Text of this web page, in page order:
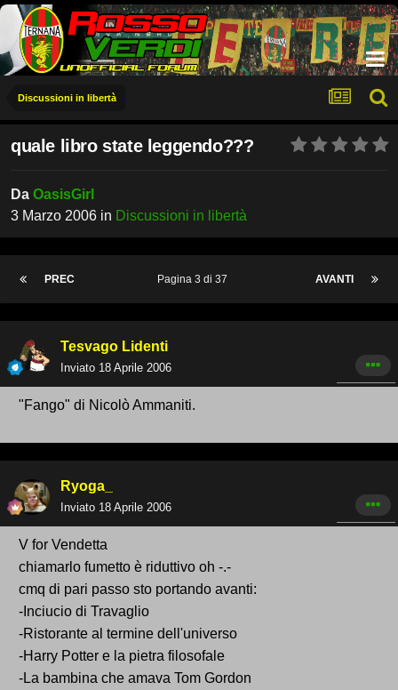
Discussioni in libertà
quale libro state leggendo???
Da OasisGirl
3 Marzo 2006 in Discussioni in libertà
PREC AVANTI
Pagina 3 di 37
Tesvago Lidenti
Inviato 18 Aprile 2006
"Fango" di Nicolò Ammaniti.
Ryoga_
Inviato 18 Aprile 2006
V for Vendetta
chiamarlo fumetto è riduttivo oh -.-
cmq di pari passo sto portando avanti:
-Inciucio di Travaglio
-Ristorante al termine dell'universo
-Harry Potter e la pietra filosofale
-La bambina che amava Tom Gordon